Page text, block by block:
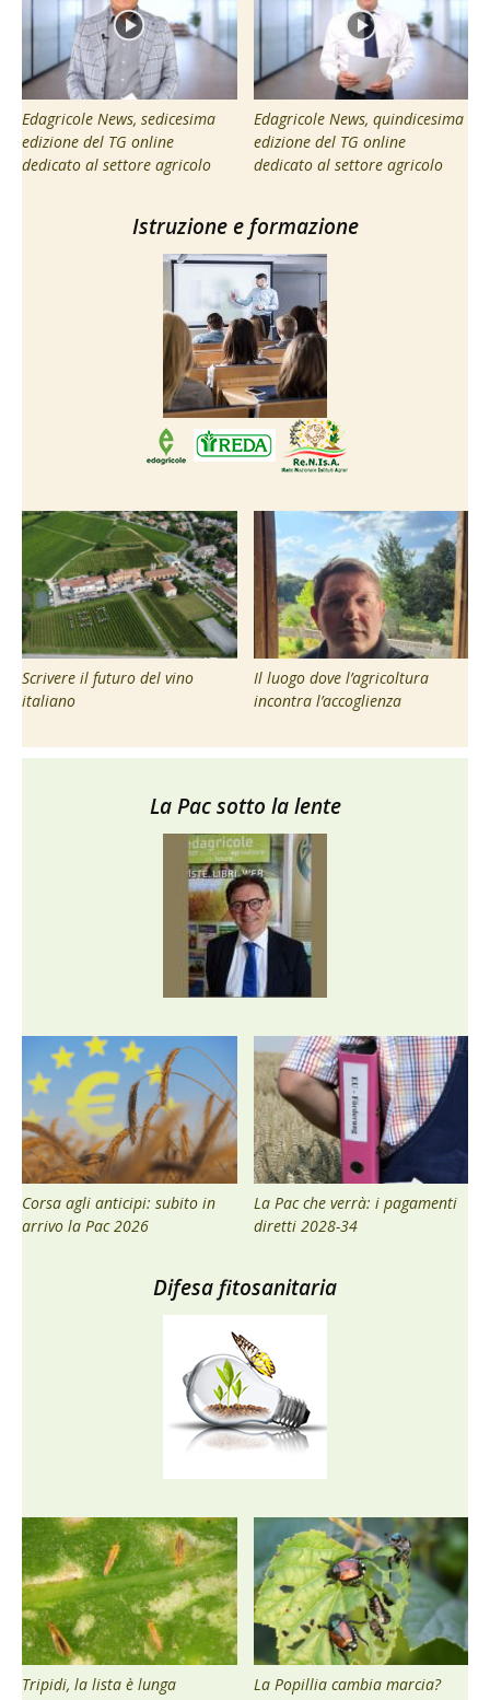
Edagricole News, sedicesima
edizione del TG online
dedicato al settore agricolo
Edagricole News, quindicesima
edizione del TG online
dedicato al settore agricolo
Istruzione e formazione
Scrivere il futuro del vino
italiano
Il luogo dove l’agricoltura
incontra l’accoglienza
La Pac sotto la lente
Corsa agli anticipi: subito in
arrivo la Pac 2026
La Pac che verrà: i pagamenti
diretti 2028-34
Difesa fitosanitaria
Tripidi, la lista è lunga La Popillia cambia marcia?